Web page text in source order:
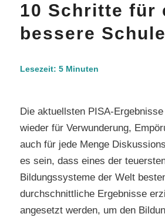
10 Schritte für
bessere Schule
Lesezeit: 5 Minuten
Die aktuellsten PISA-
wieder für Verwunderung,
auch für jede Menge
es sein, dass eines der
Bildungssysteme der Welt
durchschnittliche Ergebnisse
angesetzt werden, um den